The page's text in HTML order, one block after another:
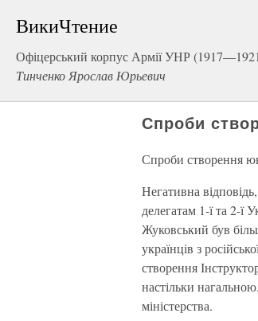
ВикиЧтение
Офіцерський корпус Армії УНР
Тинченко Ярослав Юрьевич
Спроби
Спроби створення
Негативна
делегатам 1-ї та 2-ї
Жуковський був
українців з
створення
настільки
міністерства.